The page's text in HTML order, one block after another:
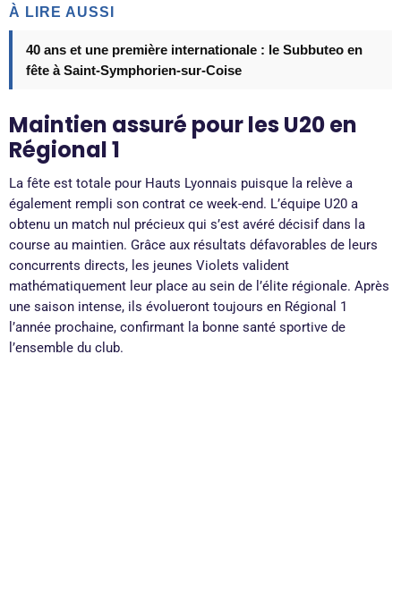
À LIRE AUSSI
40 ans et une première internationale : le Subbuteo en
fête à Saint-Symphorien-sur-Coise
Maintien assuré pour les U20 en
Régional 1
La fête est totale pour Hauts Lyonnais puisque la relève a
également rempli son contrat ce week-end. L’équipe U20 a
obtenu un match nul précieux qui s’est avéré décisif dans la
course au maintien. Grâce aux résultats défavorables de leurs
concurrents directs, les jeunes Violets valident
mathématiquement leur place au sein de l’élite régionale. Après
une saison intense, ils évolueront toujours en Régional 1
l’année prochaine, confirmant la bonne santé sportive de
l’ensemble du club.